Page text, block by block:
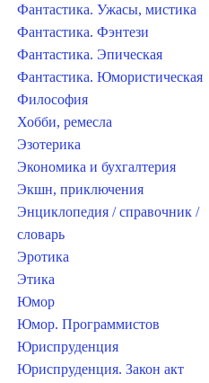
Фантастика. Ужасы, мистика
Фантастика. Фэнтези
Фантастика. Эпическая
Фантастика. Юмористическая
Философия
Хобби, ремесла
Эзотерика
Экономика и бухгалтерия
Экшн, приключения
Энциклопедия / справочник /
словарь
Эротика
Этика
Юмор
Юмор. Программистов
Юриспруденция
Юриспруденция. Закон акт